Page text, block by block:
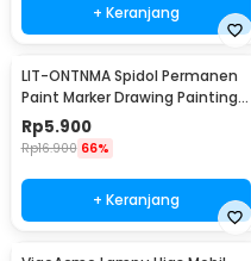
+ Keranjang
LIT-ONTNMA Spidol Permanen
Paint Marker Drawing Painting
Oil Base - MP-01
Rp5.900
Rp16.900 66%
+ Keranjang